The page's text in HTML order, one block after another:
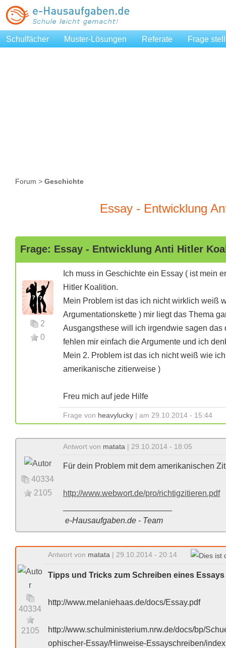
Schulfächer Muster-Lösungen Referate Frage
Forum > Geschichte
Essay - Entwicklung
Frage: Essay - Entwicklung Anti Hitler
2
0
Ich muss in Geschichte ein Essay ( ist mein
Hitler Koalition.
Mein Problem ist das ich nicht wirklich weiß
Argumentationskette ) mir liegt das Thema
Ausgangsthese will ich irgendwie sagen
fehlen mir einfach die Argumente und ich
Mein 2. Problem ist das ich nicht weiß wie
amerikanische zitierweise )
Freu mich auf jede Hilfe
Frage von heavylucky | am 29.10.2014 - 15:44
40334
2105
Antwort von matata | 29.10.2014 - 18:05
Für dein Problem mit dem amerikanischen
http://www.webwort.de/pro/richtigzitieren.pdf
e-Hausaufgaben.de - Team
40334
2105
Antwort von matata | 29.10.2014 - 20:14
Tipps und Tricks zum Schreiben eines Essays
http://www.melaniehaas.de/docs/Essay.pdf
http://www.schulministerium.nrw.de/docs/bp/
ophischer-Essay/Hinweise-Essayschreiben/